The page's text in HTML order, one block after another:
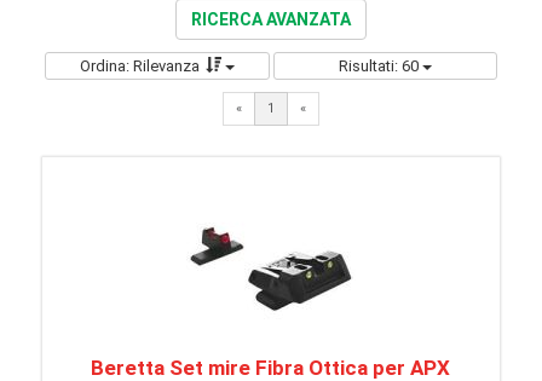
RICERCA AVANZATA
Ordina: Rilevanza Risultati: 60
« 1 «
Beretta Set mire Fibra Ottica per APX